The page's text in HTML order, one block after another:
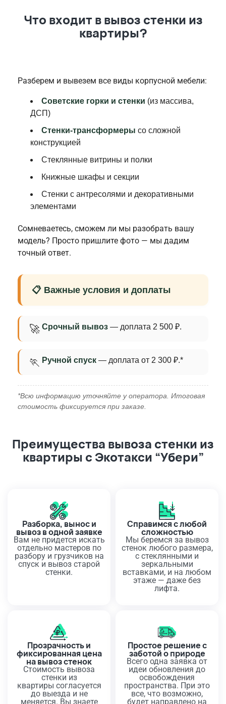
Что входит в вывоз стенки из
квартиры?
Разберем и вывезем все виды корпусной мебели:
Советские горки и стенки (из массива,
ДСП)
Стенки-трансформеры со сложной
конструкцией
Стеклянные витрины и полки
Книжные шкафы и секции
Стенки с антресолями и декоративными
элементами
Сомневаетесь, сможем ли мы разобрать вашу
модель? Просто пришлите фото — мы дадим
точный ответ.
📋 Важные условия и доплаты
🚀 Срочный вывоз — доплата 2 500 ₽.
🏃 Ручной спуск — доплата от 2 300 ₽.*
*Всю информацию уточняйте у оператора. Итоговая
стоимость фиксируется при заказе.
Преимущества вывоза стенки из
квартиры с Экотакси “Убери”
Разборка, вынос и
вывоз в одной заявке
Вам не придется искать
отдельно мастеров по
разбору и грузчиков на
спуск и вывоз старой
стенки.
Справимся с любой
сложностью
Мы беремся за вывоз
стенок любого размера,
с стеклянными и
зеркальными
вставками, и на любом
этаже — даже без
лифта.
Прозрачность и
фиксированная цена
на вывоз стенок
Стоимость вывоза
стенки из
квартиры согласуется
до выезда и не
меняется. Вы знаете
Простое решение с
заботой о природе
Всего одна заявка от
идеи обновления до
освобождения
пространства. При это
все, что возможно,
будет направлено на